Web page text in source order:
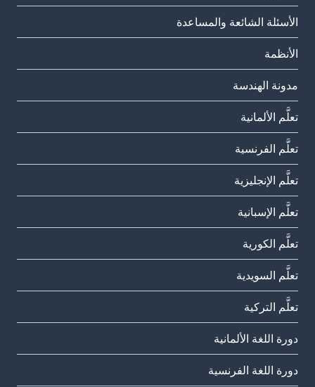
الأسئلة الشائعة والمساعدة
الأنظمة
مدونة الهندسة
تعلَّم الألمانية
تعلَّم الفرنسية
تعلَّم الإنجليزية
تعلَّم الإسبانية
تعلَّم الكورية
تعلَّم السويدية
تعلَّم التركية
دورة اللغة الألمانية
دورة اللغة الفرنسية